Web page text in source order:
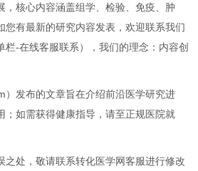
，核心内容涵盖组学、检验、免疫、肿
您有最新的研究内容发表，欢迎联系我们
栏-在线客服联系），我们的理念：内容创
）发布的文章旨在介绍前沿医学研究进
；如需获得健康指导，请至正规医院就
之处，敬请联系转化医学网客服进行修改